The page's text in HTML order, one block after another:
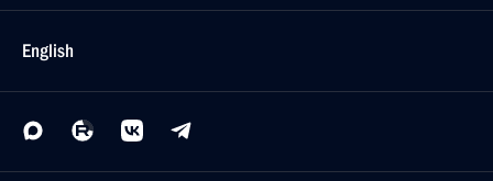
Кадровые изменения в системе МВД